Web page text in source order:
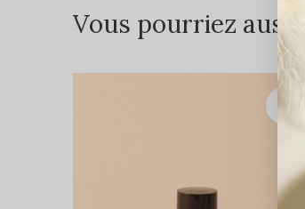
Vous pourriez